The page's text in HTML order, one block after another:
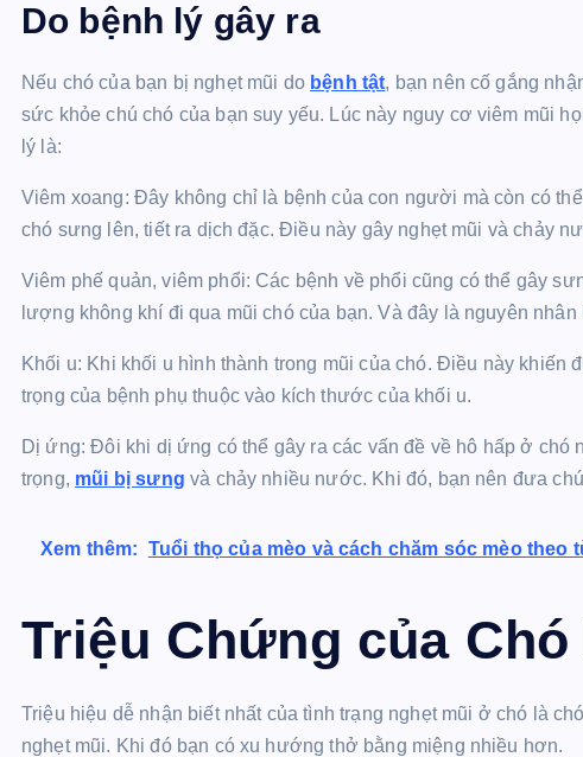
Do bệnh lý gây ra
Nếu chó của bạn bị nghẹt mũi do bệnh tật, bạn nên cố gắng
sức khỏe chú chó của bạn suy yếu. Lúc này nguy cơ viêm mũi
lý là:
Viêm xoang: Đây không chỉ là bệnh của con người mà còn có
chó sưng lên, tiết ra dịch đặc. Điều này gây nghẹt mũi và chảy
Viêm phế quản, viêm phổi: Các bệnh về phổi cũng có thể gây
lượng không khí đi qua mũi chó của bạn. Và đây là nguyên
Khối u: Khi khối u hình thành trong mũi của chó. Điều này
trọng của bệnh phụ thuộc vào kích thước của khối u.
Dị ứng: Đôi khi dị ứng có thể gây ra các vấn đề về hô hấp ở
trọng, mũi bị sưng và chảy nhiều nước. Khi đó, bạn nên đưa
Xem thêm: Tuổi thọ của mèo và cách chăm sóc mèo theo
Triệu Chứng của
Triệu hiệu dễ nhận biết nhất của tình trạng nghẹt mũi ở chó là
nghẹt mũi. Khi đó bạn có xu hướng thở bằng miệng nhiều hơn.